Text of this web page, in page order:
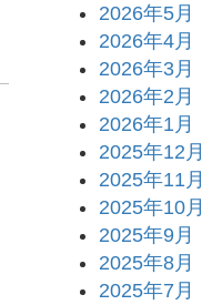
2026年5月
2026年4月
2026年3月
2026年2月
2026年1月
2025年12月
2025年11月
2025年10月
2025年9月
2025年8月
2025年7月